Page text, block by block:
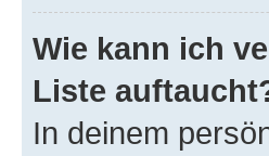
Wie kann ich
Liste
In deinem